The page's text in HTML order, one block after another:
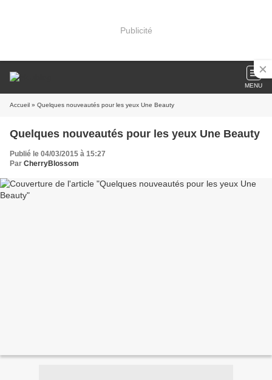
Publicité
MENU
Accueil » Quelques nouveautés pour les yeux Une Beauty
Quelques nouveautés pour les yeux Une Beauty
Publié le 04/03/2015 à 15:27
Par CherryBlossom